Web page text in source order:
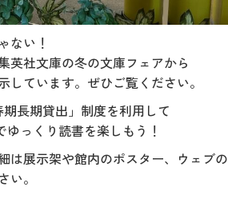
ない！
英社文庫の冬の文庫フェアから
しています。ぜひご覧ください。
長期貸出」制度を利用して
っくり読書を楽しもう！
は展示架や館内のポスター、ウェブの
い。